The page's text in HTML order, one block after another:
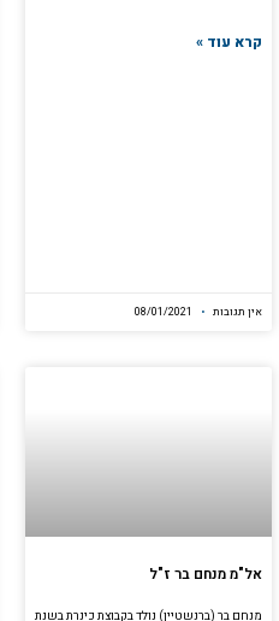
קרא עוד »
אין תגובות
אל"מ מנחם בר ז"ל
מנחם בר (ברנשטיין) נולד בקבוצת כינרת בשנת